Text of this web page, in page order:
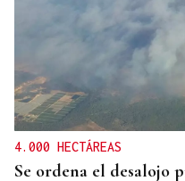
ARREDOR DE 300 PERSOAS
Galería | A Festa da
Premios Ínsua dos
4.000 HECTÁREAS
Se ordena el desalojo